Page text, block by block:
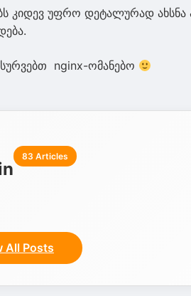
კიდევ უფრო დეტალურად
nginx-ომანებო
83 Articles
All Posts